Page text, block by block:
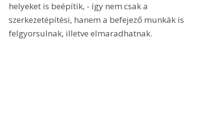
helyeket is beépítik, - így nem csak a
szerkezetépítési, hanem a befejező munkák is
felgyorsulnak, illetve elmaradhatnak.